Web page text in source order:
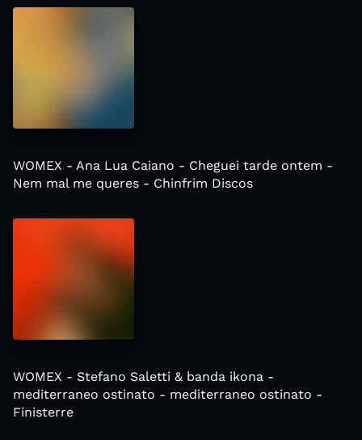
WOMEX - Ana Lua Caiano - Cheguei tarde ontem -
Nem mal me queres - Chinfrim Discos
WOMEX - Stefano Saletti & banda ikona -
mediterraneo ostinato - mediterraneo ostinato -
Finisterre